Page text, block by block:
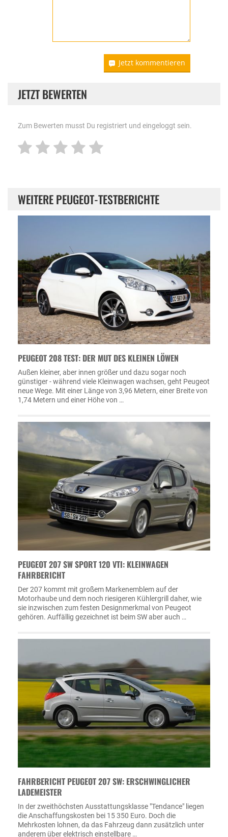
Jetzt kommentieren
JETZT BEWERTEN
Zum Bewerten musst Du registriert und eingeloggt sein.
WEITERE PEUGEOT-TESTBERICHTE
PEUGEOT 208 TEST: DER MUT DES KLEINEN LÖWEN
Außen kleiner, aber innen größer und dazu sogar noch
günstiger - während viele Kleinwagen wachsen, geht Peugeot
neue Wege. Mit einer Länge von 3,96 Metern, einer Breite von
1,74 Metern und einer Höhe von …
PEUGEOT 207 SW SPORT 120 VTI: KLEINWAGEN
FAHRBERICHT
Der 207 kommt mit großem Markenemblem auf der
Motorhaube und dem noch riesigeren Kühlergrill daher, wie
sie inzwischen zum festen Designmerkmal von Peugeot
gehören. Auffällig gezeichnet ist beim SW aber auch …
FAHRBERICHT PEUGEOT 207 SW: ERSCHWINGLICHER
LADEMEISTER
In der zweithöchsten Ausstattungsklasse "Tendance" liegen
die Anschaffungskosten bei 15 350 Euro. Doch die
Mehrkosten lohnen, da das Fahrzeug dann zusätzlich unter
anderem über elektrisch einstellbare …